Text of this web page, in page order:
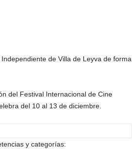
de Villa de Leyva de forma
del Festival Internacional de Cine
del 10 al 13 de diciembre.
y categorías: